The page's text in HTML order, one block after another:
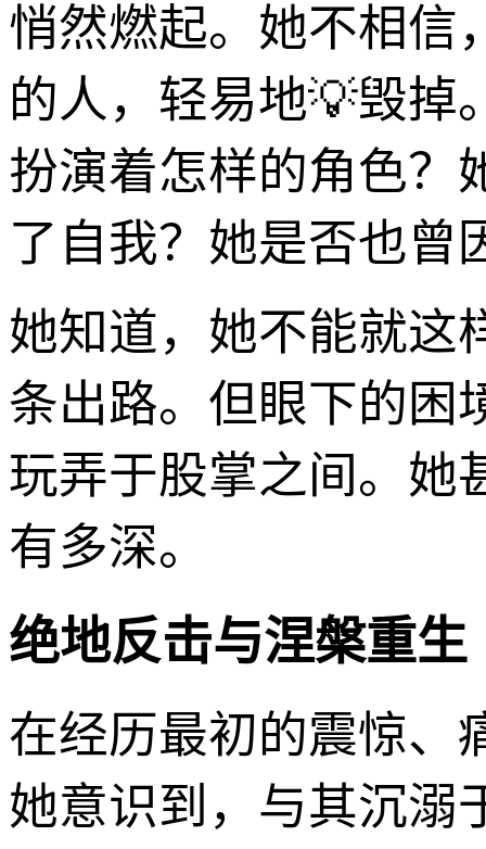
悄然燃起。她不相信
的人，轻易地💡毁掉
扮演着怎样的角色？
了自我？她是否也曾
她知道，她不能就这
条出路。但眼下的困
玩弄于股掌之间。她
有多深。
绝地反击与涅槃重生
在经历最初的震惊、
她意识到，与其沉溺